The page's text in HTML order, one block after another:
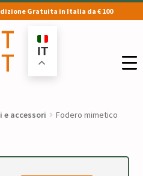
Gratuita in Italia da € 100
IT
e accessori
Fodero mimetico